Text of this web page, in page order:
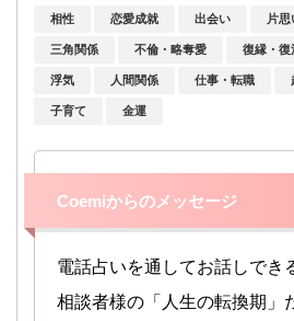
相性 恋愛成就 出会い 片思
三角関係 不倫・略奪愛 復縁・復
浮気 人間関係 仕事・転職
子育て 金運
Coemiからのメッセージ
電話占いを通してお話しでき
相談者様の「人生の転換期」